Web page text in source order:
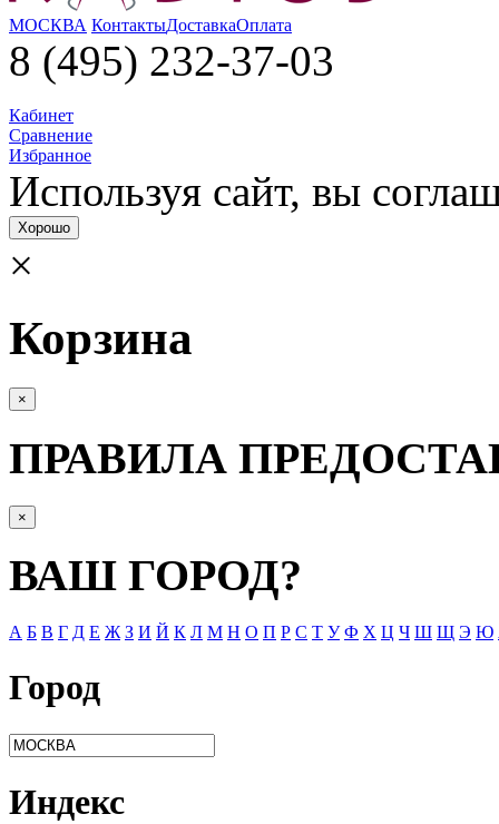
МОСКВА КонтактыДоставкаОплата
8 (495) 232-37-03
Кабинет
Сравнение
Избранное
Используя сайт, вы
Хорошо
×
Корзина
×
ПРАВИЛА
×
ВАШ ГОРОД?
А Б В Г Д Е Ж З И Й К Л М Н О П Р С Т У Ф Х Ц Ч Ш Щ Э Ю
Город
Индекс